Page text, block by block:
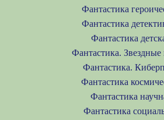
Фантастика
Фантастика
Фантастика
Фантастика.
Фантастика.
Фантастика
Фантастика
Фантастика